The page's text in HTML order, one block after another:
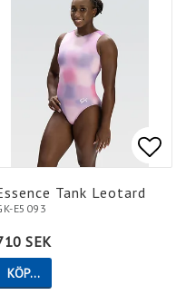
i favoritlistan
i favoritlistan
Tank Leotard
E5093
SEK
KÖP…